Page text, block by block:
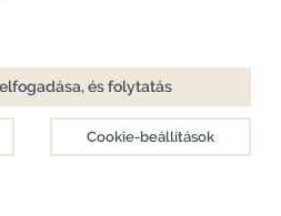
és folytatás
Cookie-beállítások